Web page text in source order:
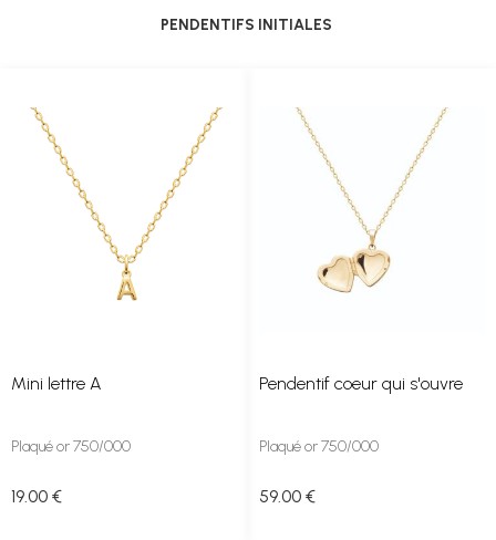
PENDENTIFS INITIALES
Mini lettre A
Plaqué or 750/000
19.00 €
Pendentif coeur qui s'ouvre
Plaqué or 750/000
59.00 €